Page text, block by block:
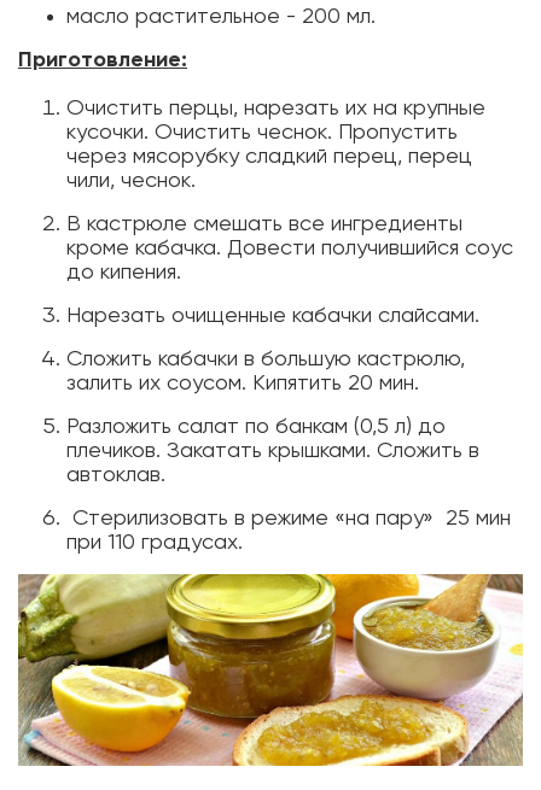
масло растительное - 200 мл.
Приготовление:
Очистить перцы, нарезать их на крупные
кусочки. Очистить чеснок. Пропустить
через мясорубку сладкий перец, перец
чили, чеснок.
В кастрюле смешать все ингредиенты
кроме кабачка. Довести получившийся соус
до кипения.
Нарезать очищенные кабачки слайсами.
Сложить кабачки в большую кастрюлю,
залить их соусом. Кипятить 20 мин.
Разложить салат по банкам (0,5 л) до
плечиков. Закатать крышками. Сложить в
автоклав.
Стерилизовать в режиме «на пару» 25 мин
при 110 градусах.